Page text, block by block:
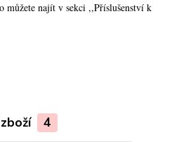
můžete najít v sekci ,,Příslušenství k
4